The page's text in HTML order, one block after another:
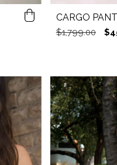
CARGO
$1,799.00